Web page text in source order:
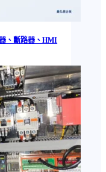
、斷路器、HMI